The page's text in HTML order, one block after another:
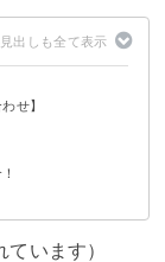
せ】
います）